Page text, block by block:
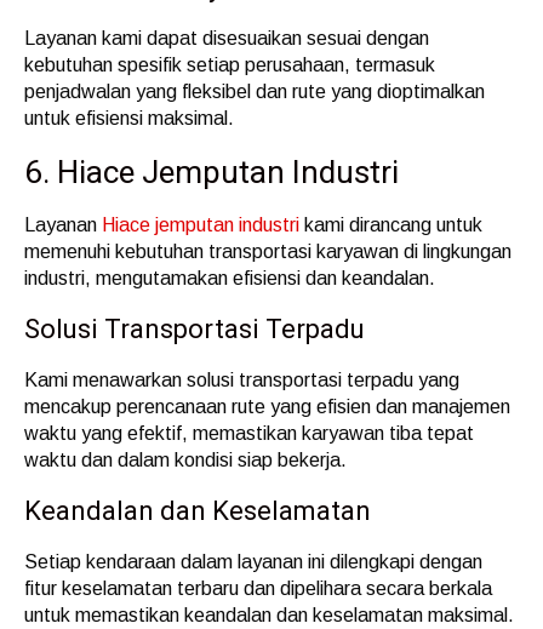
Layanan kami dapat disesuaikan sesuai dengan
kebutuhan spesifik setiap perusahaan, termasuk
penjadwalan yang fleksibel dan rute yang dioptimalkan
untuk efisiensi maksimal.
6. Hiace Jemputan Industri
Layanan Hiace jemputan industri kami dirancang untuk
memenuhi kebutuhan transportasi karyawan di lingkungan
industri, mengutamakan efisiensi dan keandalan.
Solusi Transportasi Terpadu
Kami menawarkan solusi transportasi terpadu yang
mencakup perencanaan rute yang efisien dan manajemen
waktu yang efektif, memastikan karyawan tiba tepat
waktu dan dalam kondisi siap bekerja.
Keandalan dan Keselamatan
Setiap kendaraan dalam layanan ini dilengkapi dengan
fitur keselamatan terbaru dan dipelihara secara berkala
untuk memastikan keandalan dan keselamatan maksimal.